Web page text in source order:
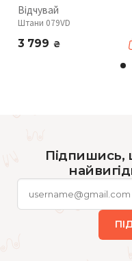
Відчувай
Штани 079VD
3 799 ₴
Підпишись,